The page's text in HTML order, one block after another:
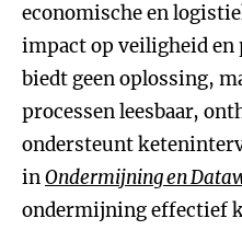
economische en
impact op veiligheid en
biedt geen oplossing,
processen leesbaar,
ondersteunt
inOndermijning en
ondermijning effectief